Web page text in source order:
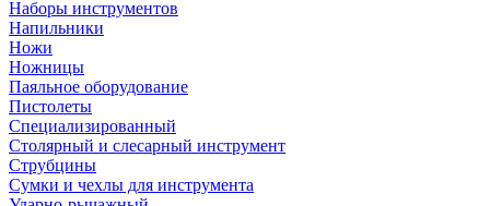
Наборы инструментов
Напильники
Ножи
Ножницы
Паяльное оборудование
Пистолеты
Специализированный
Столярный и слесарный инструмент
Струбцины
Сумки и чехлы для инструмента